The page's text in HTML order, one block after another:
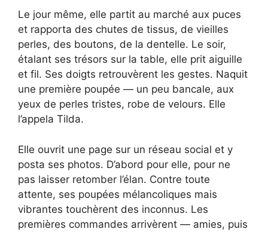
Le jour même, elle partit au marché aux puces
et rapporta des chutes de tissus, de vieilles
perles, des boutons, de la dentelle. Le soir,
étalant ses trésors sur la table, elle prit aiguille
et fil. Ses doigts retrouvèrent les gestes. Naquit
une première poupée — un peu bancale, aux
yeux de perles tristes, robe de velours. Elle
l’appela Tilda.
Elle ouvrit une page sur un réseau social et y
posta ses photos. D’abord pour elle, pour ne
pas laisser retomber l’élan. Contre toute
attente, ses poupées mélancoliques mais
vibrantes touchèrent des inconnus. Les
premières commandes arrivèrent — amies, puis